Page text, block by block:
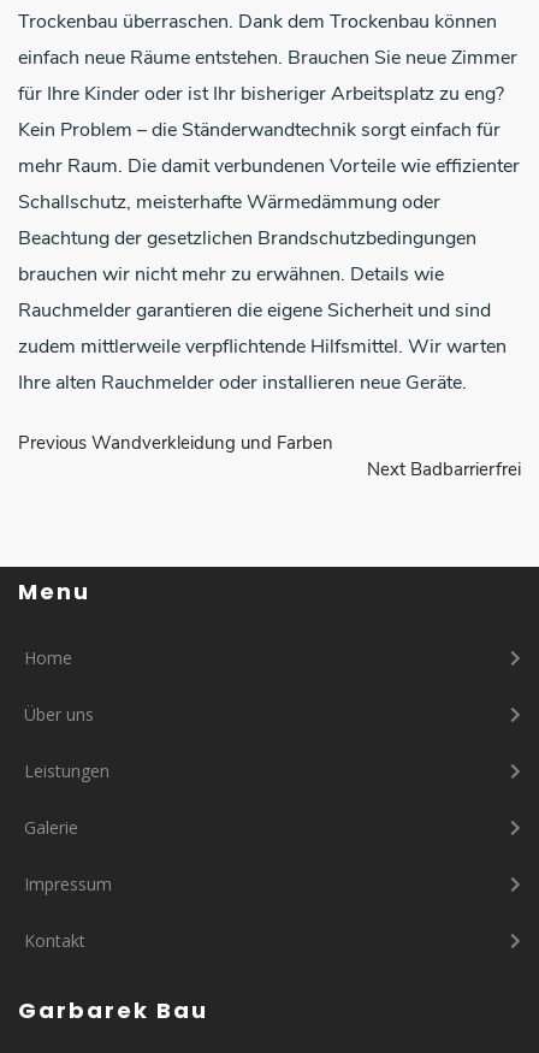
Trockenbau überraschen. Dank dem Trockenbau können
einfach neue Räume entstehen. Brauchen Sie neue Zimmer
für Ihre Kinder oder ist Ihr bisheriger Arbeitsplatz zu eng?
Kein Problem – die Ständerwandtechnik sorgt einfach für
mehr Raum. Die damit verbundenen Vorteile wie effizienter
Schallschutz, meisterhafte Wärmedämmung oder
Beachtung der gesetzlichen Brandschutzbedingungen
brauchen wir nicht mehr zu erwähnen. Details wie
Rauchmelder garantieren die eigene Sicherheit und sind
zudem mittlerweile verpflichtende Hilfsmittel. Wir warten
Ihre alten Rauchmelder oder installieren neue Geräte.
Nawigacja
Previous Previous
Wandverkleidung und Farben
Next Next
Badbarrierfrei
Menu
Home
Über uns
Leistungen
Galerie
Impressum
Kontakt
Garbarek Bau